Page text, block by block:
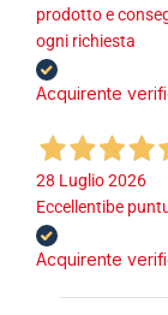
prodotto e
ogni richiesta
Acquirente
28 Luglio 2026
Eccellentibe
Acquirente